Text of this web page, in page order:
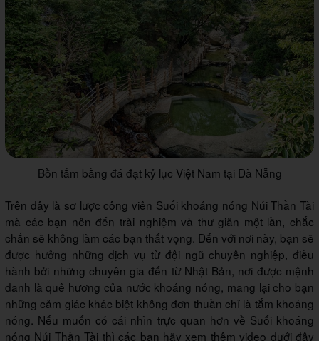
Bồn tắm bằng đá đạt kỷ lục Việt Nam tại Đà Nẵng
Trên đây là sơ lược công viên Suối khoáng nóng Núi Thần Tài
mà các bạn nên đến trải nghiệm và thư giãn một lần, chắc
chắn sẽ không làm các bạn thất vọng. Đến với nơi này, bạn sẽ
được hưởng những dịch vụ từ đội ngũ chuyên nghiệp, điều
hành bởi những chuyên gia đến từ Nhật Bản, nơi được mệnh
danh là quê hương của nước khoáng nóng, mang lại cho bạn
những cảm giác khác biệt không đơn thuần chỉ là tắm khoáng
nóng. Nếu muốn có cái nhìn trực quan hơn về Suối khoáng
nóng Núi Thần Tài thì các bạn hãy xem thêm video dưới đây